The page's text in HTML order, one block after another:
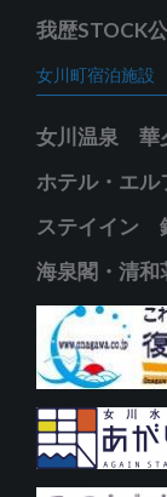
我歴STOCK
女川町宿泊施設
女川温泉 華
ホテル・エル
ステイイン
海泉閣・清和